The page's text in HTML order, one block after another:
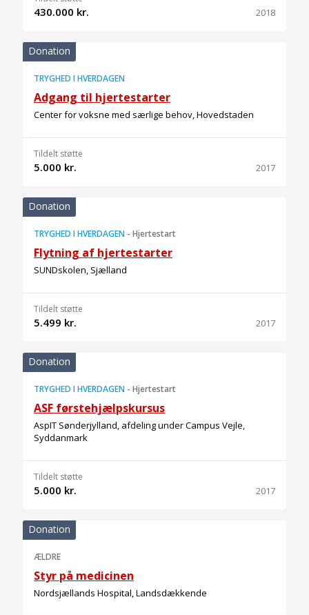
430.000 kr. 2018
Donation
TRYGHED I HVERDAGEN
Adgang til hjertestarter
Center for voksne med særlige behov, Hovedstaden
Tildelt støtte
5.000 kr. 2017
Donation
TRYGHED I HVERDAGEN - Hjertestart
Flytning af hjertestarter
SUNDskolen, Sjælland
Tildelt støtte
5.499 kr. 2017
Donation
TRYGHED I HVERDAGEN - Hjertestart
ASF førstehjælpskursus
AspIT Sønderjylland, afdeling under Campus Vejle,
Syddanmark
Tildelt støtte
5.000 kr. 2017
Donation
ÆLDRE
Styr på medicinen
Nordsjællands Hospital, Landsdækkende